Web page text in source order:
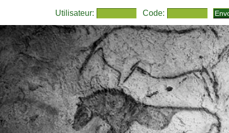
Utilisateur: Code: